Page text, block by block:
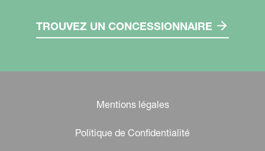
TROUVEZ UN CONCESSIONNAIRE
Mentions légales
Politique de Confidentialité